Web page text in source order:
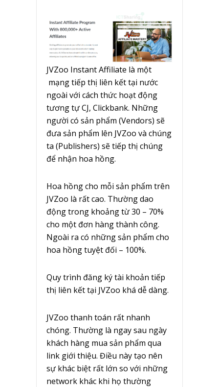
JVZoo Instant Affiliate là một
mạng tiếp thị liên kết tại nước
ngoài với cách thức hoạt động
tương tự CJ, Clickbank. Những
người có sản phẩm (Vendors) sẽ
đưa sản phẩm lên JVZoo và chúng
ta (Publishers) sẽ tiếp thị chúng
để nhận hoa hồng.
Hoa hồng cho mỗi sản phẩm trên
JVZoo là rất cao. Thường dao
động trong khoảng từ 30 – 70%
cho một đơn hàng thành công.
Ngoài ra có những sản phẩm cho
hoa hồng tuyệt đối – 100%.
Quy trình đăng ký tài khoản tiếp
thị liên kết tại JVZoo khá dễ dàng.
JVZoo thanh toán rất nhanh
chóng. Thường là ngay sau ngày
khách hàng mua sản phẩm qua
link giới thiệu. Điều này tạo nên
sự khác biệt rất lớn so với những
network khác khi họ thường